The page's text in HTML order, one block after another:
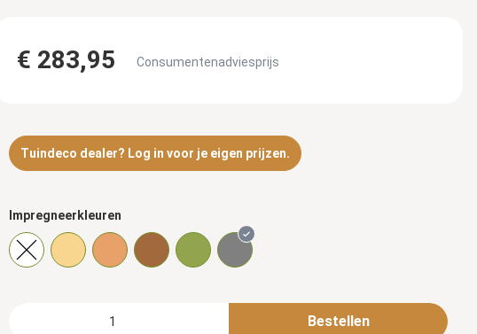
€ 283,95 Consumentenadviesprijs
Tuindeco dealer? Log in voor je eigen prijzen.
Impregneerkleuren
Bestellen